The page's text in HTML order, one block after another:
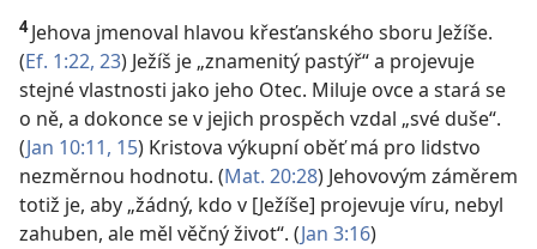
4Jehova jmenoval hlavou křesťanského sboru Ježíše.
(Ef. 1:22, 23) Ježíš je „znamenitý pastýř“a projevuje
stejné vlastnosti jako jeho Otec. Miluje ovce a stará se
o ně, a dokonce se v jejich prospěch vzdal „své duše“.
(Jan 10:11, 15) Kristova výkupní oběť má pro lidstvo
nezměrnou hodnotu. (Mat. 20:28) Jehovovým záměrem
totiž je, aby „žádný, kdo v [Ježíše] projevuje víru, nebyl
zahuben, ale měl věčný život“. (Jan 3:16)